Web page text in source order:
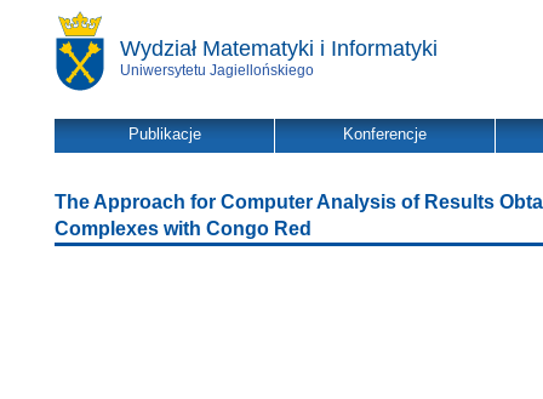
Wydział Matematyki i Informatyki
Uniwersytetu Jagiellońskiego
Publikacje Konferencje
The Approach for Computer Analysis of Results
Complexes with Congo Red